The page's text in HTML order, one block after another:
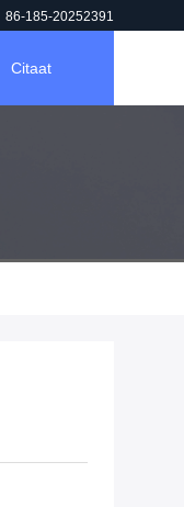
86-185-20252391
Citaat